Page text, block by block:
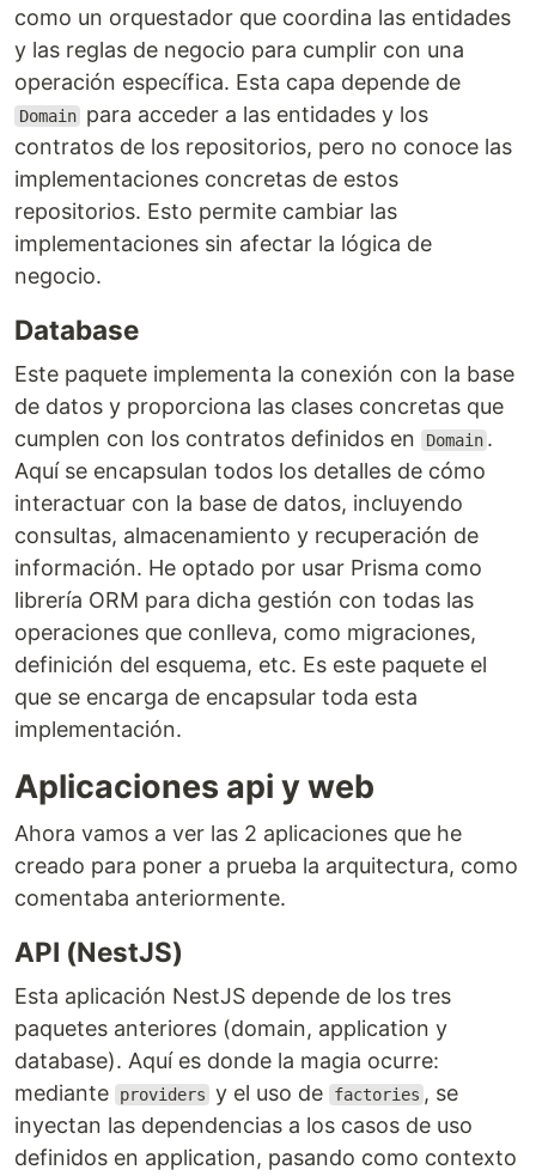
como un orquestador que coordina las entidades
y las reglas de negocio para cumplir con una
operación específica. Esta capa depende de
Domain para acceder a las entidades y los
contratos de los repositorios, pero no conoce las
implementaciones concretas de estos
repositorios. Esto permite cambiar las
implementaciones sin afectar la lógica de
negocio.
Database
Este paquete implementa la conexión con la base
de datos y proporciona las clases concretas que
cumplen con los contratos definidos en
Domain .
Aquí se encapsulan todos los detalles de cómo
interactuar con la base de datos, incluyendo
consultas, almacenamiento y recuperación de
información. He optado por usar Prisma como
librería ORM para dicha gestión con todas las
operaciones que conlleva, como migraciones,
definición del esquema, etc. Es este paquete el
que se encarga de encapsular toda esta
implementación.
Aplicaciones api y web
Ahora vamos a ver las 2 aplicaciones que he
creado para poner a prueba la arquitectura, como
comentaba anteriormente.
API (NestJS)
Esta aplicación NestJS depende de los tres
paquetes anteriores (domain, application y
database). Aquí es donde la magia ocurre:
mediante
providers y el uso de factories , se
inyectan las dependencias a los casos de uso
definidos en application, pasando como contexto